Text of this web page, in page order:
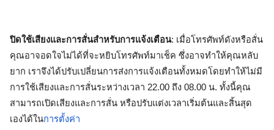
ปิดใช้เสียงและการสั่นสำหรับการแจ้งเตือน: เมื่อโทรศัพท์ดังหรือสั่น
คุณอาจอดใจไม่ได้ที่จะหยิบโทรศัพท์มาเช็ค ซึ่งอาจทำให้คุณหลับ
ยาก เราจึงได้ปรับเปลี่ยนการส่งการแจ้งเตือนทั้งหมดโดยทำให้ไม่มี
การใช้เสียงและการสั่นระหว่างเวลา 22.00 ถึง 08.00 น. ทั้งนี้คุณ
สามารถเปิดเสียงและการสั่น หรือปรับแต่งเวลาเริ่มต้นและสิ้นสุด
เองได้ในการตั้งค่า